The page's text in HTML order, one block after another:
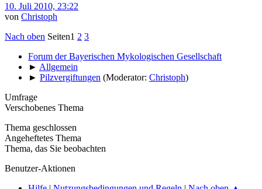
10. Juli 2010, 23:22
von Christoph
Nach oben Seiten1 2 3
Forum der Bayerischen Mykologischen Gesellschaft
► Allgemein
► Pilzvergiftungen (Moderator: Christoph)
Umfrage
Verschobenes Thema
Thema geschlossen
Angeheftetes Thema
Thema, das Sie beobachten
Benutzer-Aktionen